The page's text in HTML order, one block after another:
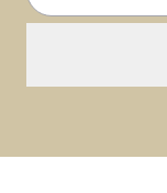
mailadres